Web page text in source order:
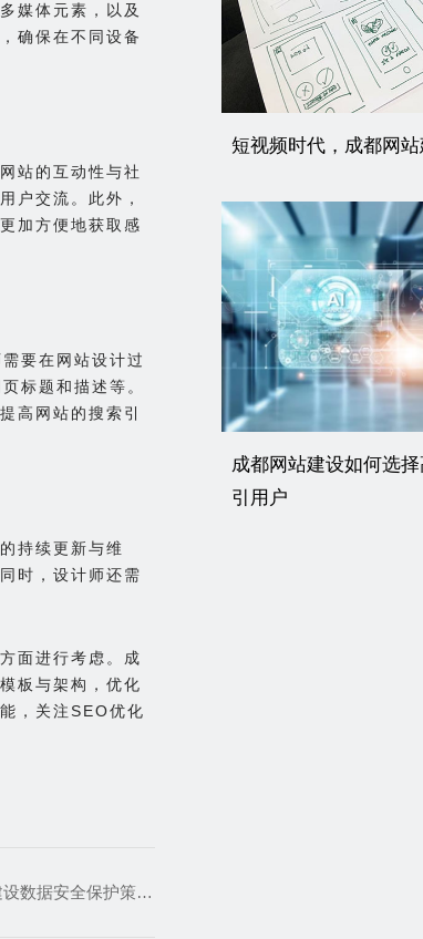
媒体元素，以及
确保在不同设备
站的互动性与社
户交流。此外，
加方便地获取感
要在网站设计过
标题和描述等。
高网站的搜索引
持续更新与维
时，设计师还需
面进行考虑。成
板与架构，优化
，关注SEO优化
成都网站建设数据安全保护策略在页面设计中的关键实践
短视频时代，成都网
成都网站建设如何选
引用户